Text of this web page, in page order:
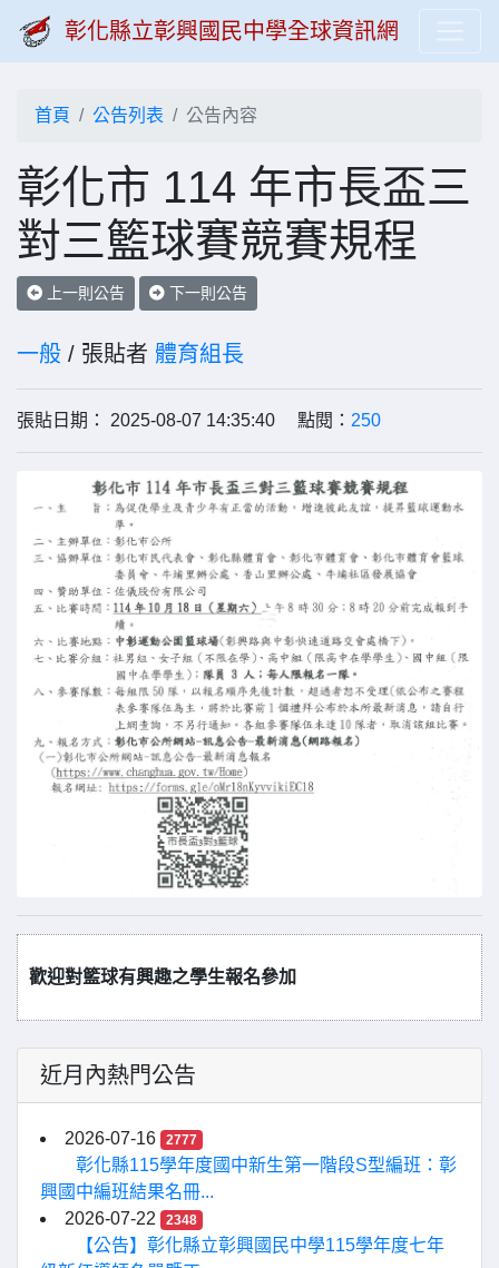
彰化縣立彰興國民中學全球資訊網
首頁 公告列表 公告內容
彰化市 114 年市長盃三
對三籃球賽競賽規程
上一則公告 下一則公告
一般 / 張貼者 體育組長
張貼日期： 2025-08-07 14:35:40 點閱： 250
歡迎對籃球有興趣之學生報名參加
近月內熱門公告
2026-07-16 2777
彰化縣115學年度國中新生第一階段S型編班：彰
興國中編班結果名冊...
2026-07-22
2348
【公告】彰化縣立彰興國民中學115學年度七年